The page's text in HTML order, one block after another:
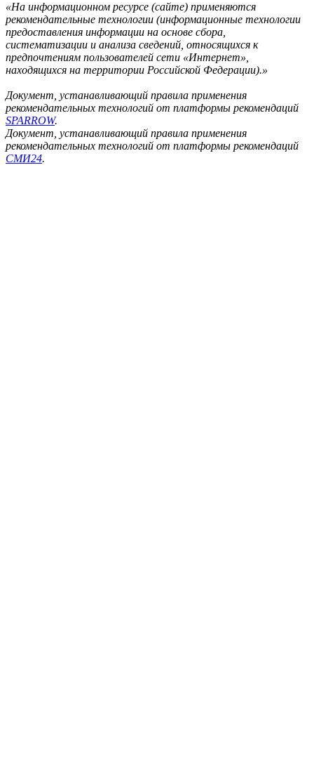
«На информационном ресурсе (сайте) применяются
рекомендательные технологии (информационные технологии
предоставления информации на основе сбора,
систематизации и анализа сведений, относящихся к
предпочтениям пользователей сети «Интернет»,
находящихся на территории Российской Федерации).»
Документ, устанавливающий правила применения
рекомендательных технологий от платформы рекомендаций
SPARROW.
Документ, устанавливающий правила применения
рекомендательных технологий от платформы рекомендаций
СМИ24.